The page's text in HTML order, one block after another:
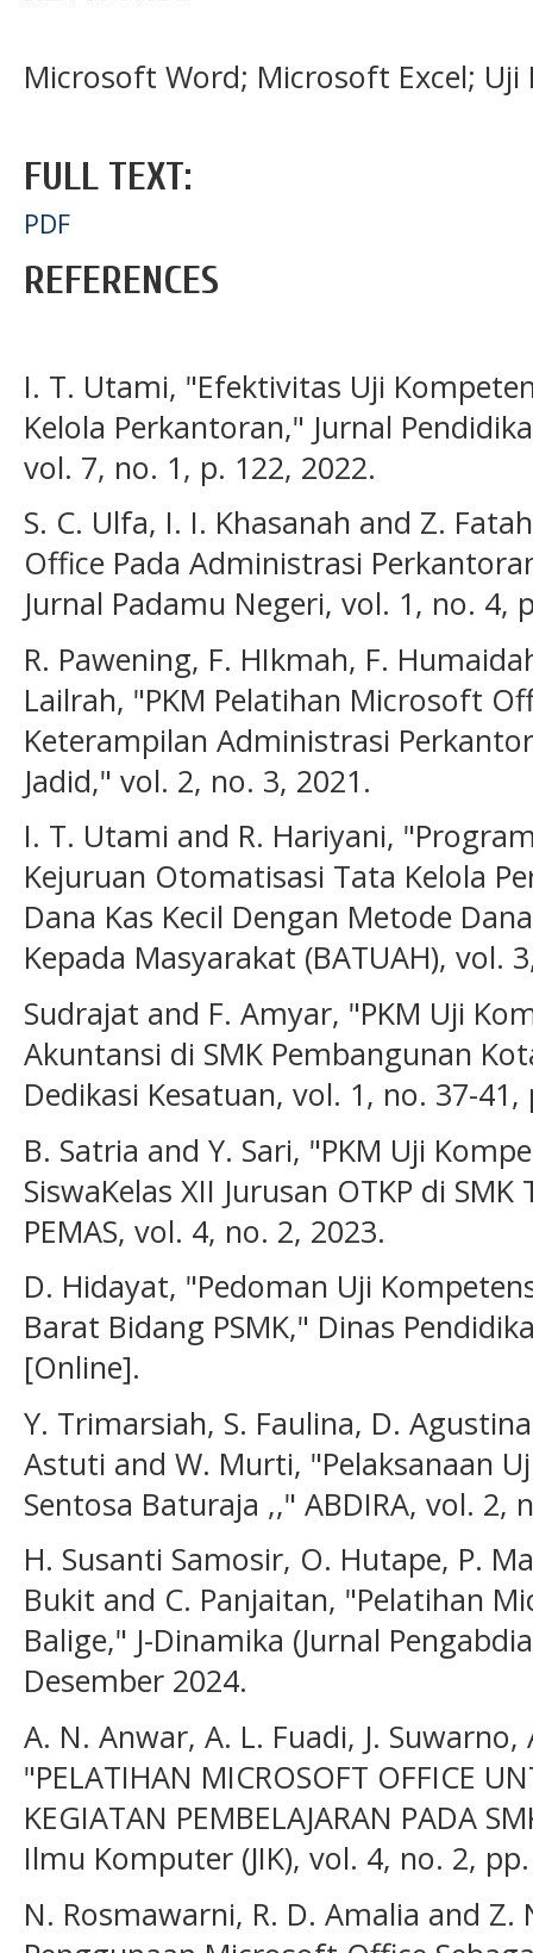
Microsoft Word; Microsoft Excel; Uji
FULL TEXT:
PDF
REFERENCES
I. T. Utami, "Efektivitas Uji
Kelola Perkantoran," Jurnal
vol. 7, no. 1, p. 122, 2022.
S. C. Ulfa, I. I. Khasanah and Z.
Office Pada Administrasi
Jurnal Padamu Negeri, vol. 1, no. 4,
R. Pawening, F. HIkmah, F.
Lailrah, "PKM Pelatihan Microsoft
Keterampilan Administrasi
Jadid," vol. 2, no. 3, 2021.
I. T. Utami and R. Hariyani,
Kejuruan Otomatisasi Tata Kelola
Dana Kas Kecil Dengan Metode
Kepada Masyarakat (BATUAH), vol.
Sudrajat and F. Amyar, "PKM Uji
Akuntansi di SMK Pembangunan
Dedikasi Kesatuan, vol. 1, no. 37-41,
B. Satria and Y. Sari, "PKM Uji
SiswaKelas XII Jurusan OTKP di
PEMAS, vol. 4, no. 2, 2023.
D. Hidayat, "Pedoman Uji
Barat Bidang PSMK," Dinas
[Online].
Y. Trimarsiah, S. Faulina, D.
Astuti and W. Murti, "Pelaksanaan
Sentosa Baturaja ,," ABDIRA, vol. 2,
H. Susanti Samosir, O. Hutape, P.
Bukit and C. Panjaitan, "Pelatihan
Balige," J-Dinamika (Jurnal
Desember 2024.
A. N. Anwar, A. L. Fuadi, J. Suwarno,
"PELATIHAN MICROSOFT OFFICE
KEGIATAN PEMBELAJARAN PADA
Ilmu Komputer (JIK), vol. 4, no. 2,
N. Rosmawarni, R. D. Amalia and